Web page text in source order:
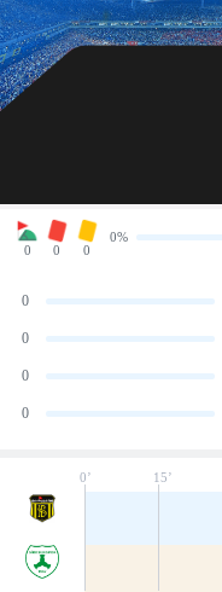
0 0 0
0%
0
0
0
0
0’ 15’